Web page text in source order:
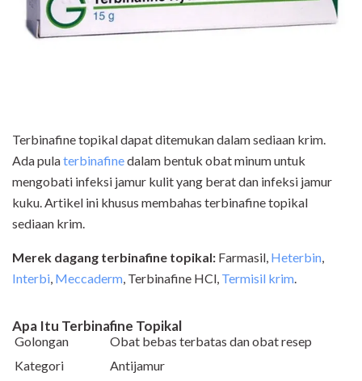
Terbinafine topikal dapat ditemukan dalam sediaan krim.
Ada pulaterbinafinedalam bentuk obat minum untuk
mengobati infeksi jamur kulit yang berat dan infeksi jamur
kuku. Artikel ini khusus membahas terbinafine topikal
sediaan krim.
Merek dagang terbinafine topikal: Farmasil, Heterbin,
Interbi, Meccaderm, Terbinafine HCl, Termisil krim.
Apa Itu Terbinafine Topikal
Golongan
Obat bebas terbatas dan obat resep
Kategori
Antijamur